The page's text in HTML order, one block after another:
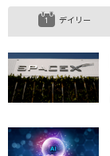
デイリー